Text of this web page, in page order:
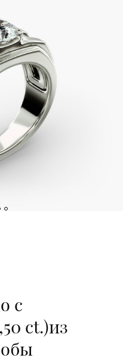
с
ct.)из